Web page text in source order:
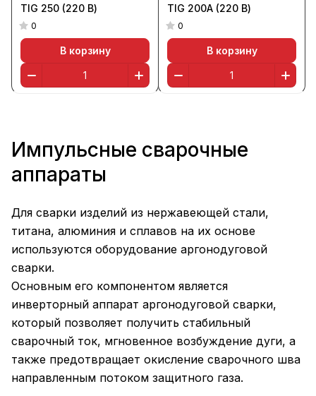
TIG 250 (220 В)
0
В корзину
TIG 200А (220 В)
0
В корзину
Импульсные сварочные
аппараты
Для сварки изделий из нержавеющей стали,
титана, алюминия и сплавов на их основе
используются оборудование аргонодуговой
сварки.
Основным его компонентом является
инверторный аппарат аргонодуговой сварки,
который позволяет получить стабильный
сварочный ток, мгновенное возбуждение дуги, а
также предотвращает окисление сварочного шва
направленным потоком защитного газа.